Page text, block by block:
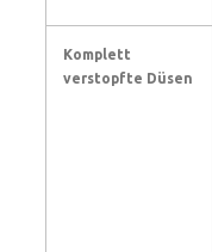
Komplett
verstopfte Düsen